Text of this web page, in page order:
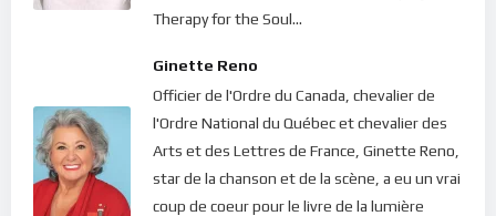
Nous devons accepter de perdre… de nous dépouiller… de
sommes réellement en Dieu ! Nous devons prendre
conscience que rien de ce que nous possédons ici-bas ne peut
nous définir…
Recherchons donc la lumière du Christ… C’est seulement ainsi
que nous pourrons retrouver notre propre lumière. C’est la
Therapy for the Soul...
Ginette Reno
Officier de l'Ordre du Canada, chevalier de
l'Ordre National du Québec et chevalier des
Arts et des Lettres de France, Ginette Reno,
star de la chanson et de la scène, a eu un vrai
coup de coeur pour le livre de la lumière